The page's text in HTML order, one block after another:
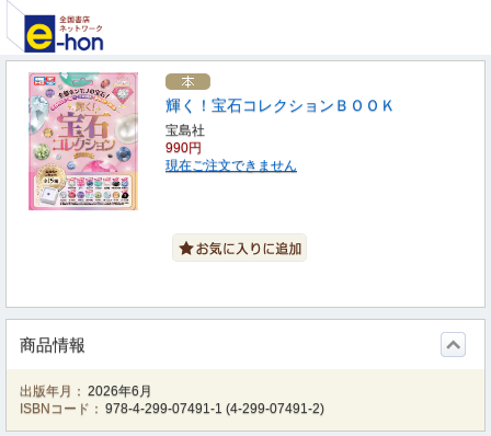
輝く！宝石コレクションＢＯＯＫ
宝島社
990円
現在ご注文できません
商品情報
出版年月： 2026年6月
ISBNコード： 978-4-299-07491-1 (4-299-07491-2)